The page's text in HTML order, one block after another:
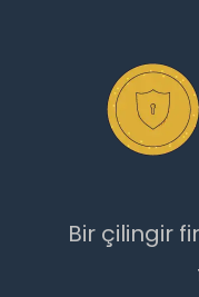
Bir çilingir